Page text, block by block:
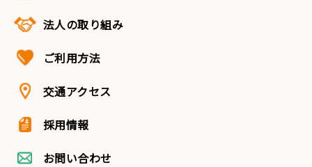
法人の取り組み
ご利用方法
交通アクセス
採用情報
お問い合わせ